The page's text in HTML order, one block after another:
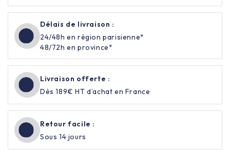
Délais de livraison :
24/48h en région parisienne*
48/72h en province*
Livraison offerte :
Dès 189€ HT d’achat en France
Retour facile :
Sous 14 jours